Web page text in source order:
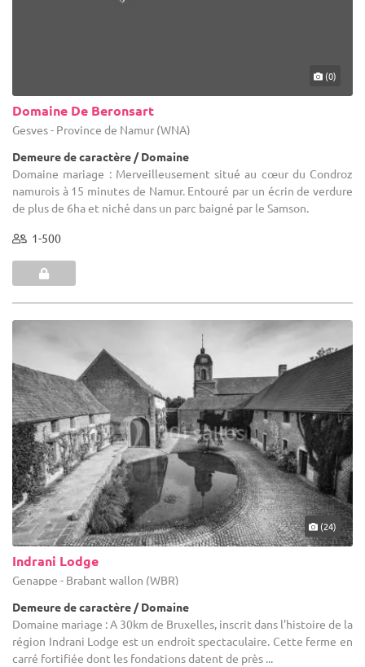
(0)
Domaine De Beronsart
Gesves - Province de Namur (WNA)
Demeure de caractère / Domaine
Domaine mariage : Merveilleusement situé au cœur du Condroz
namurois à 15 minutes de Namur. Entouré par un écrin de verdure
de plus de 6ha et niché dans un parc baigné par le Samson.
1-500
(24)
Indrani Lodge
Genappe - Brabant wallon (WBR)
Demeure de caractère / Domaine
Domaine mariage : A 30km de Bruxelles, inscrit dans l’histoire de la
région Indrani Lodge est un endroit spectaculaire. Cette ferme en
carré fortifiée dont les fondations datent de près ...